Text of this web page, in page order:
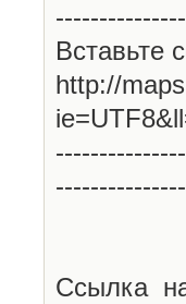
Вставьте
http://
Ссылка